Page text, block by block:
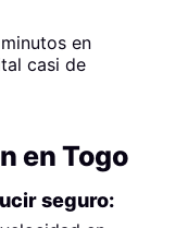
en
casi de
en Togo
seguro: